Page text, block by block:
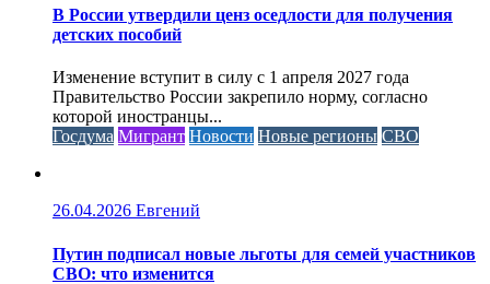
В России утвердили ценз оседлости для получения
детских пособий
Изменение вступит в силу с 1 апреля 2027 года
Правительство России закрепило норму, согласно
которой иностранцы...
Госдума Мигрант Новости Новые регионы СВО
26.04.2026 Евгений
Путин подписал новые льготы для семей участников
СВО: что изменится